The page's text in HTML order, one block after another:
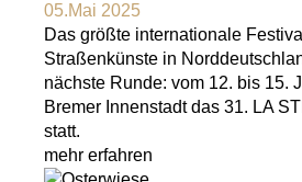
05.Mai 2025
Das größte internationale
Straßenkünste in
nächste Runde: vom 12. bis 15.
Bremer Innenstadt das 31. LA
statt.
mehr erfahren